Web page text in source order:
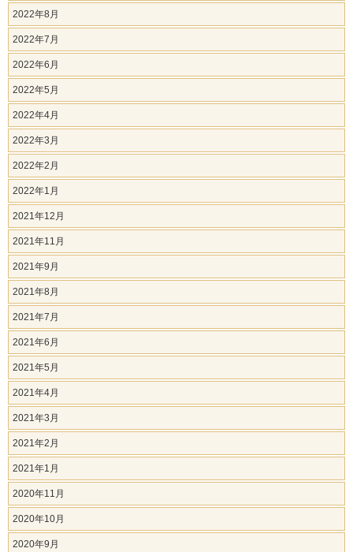
2022年8月
2022年7月
2022年6月
2022年5月
2022年4月
2022年3月
2022年2月
2022年1月
2021年12月
2021年11月
2021年9月
2021年8月
2021年7月
2021年6月
2021年5月
2021年4月
2021年3月
2021年2月
2021年1月
2020年11月
2020年10月
2020年9月